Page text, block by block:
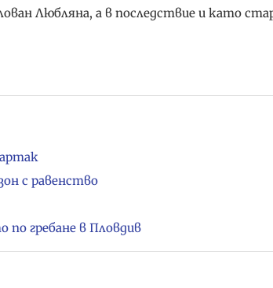
Любляна, а в последствие и като
с равенство
гребане в Пловдив